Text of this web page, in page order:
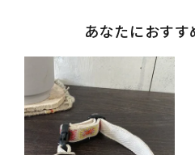
あなたにおすす